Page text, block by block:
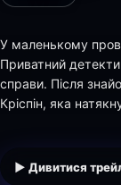
У маленькому
Приватний
справи. Після
Кріспін, яка
прояснюватися,
▶ Дивитися